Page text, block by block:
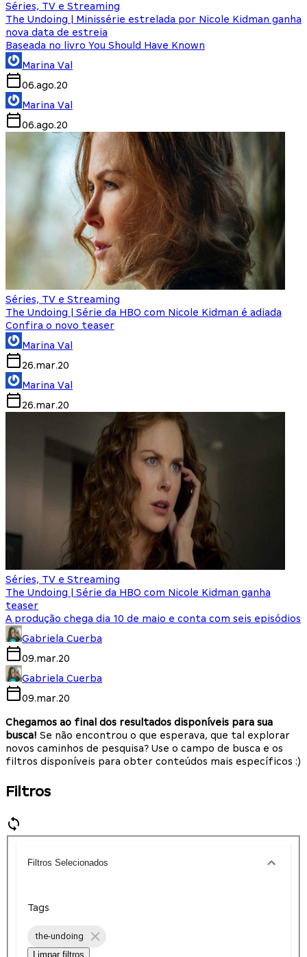
Séries, TV e Streaming
The Undoing | Minissérie estrelada por Nicole Kidman ganha
nova data de estreia
Baseada no livro You Should Have Known
Marina Val
06.ago.20
Marina Val
06.ago.20
Séries, TV e Streaming
The Undoing | Série da HBO com Nicole Kidman é adiada
Confira o novo teaser
Marina Val
26.mar.20
Marina Val
26.mar.20
Séries, TV e Streaming
The Undoing | Série da HBO com Nicole Kidman ganha
teaser
A produção chega dia 10 de maio e conta com seis episódios
Gabriela Cuerba
09.mar.20
Gabriela Cuerba
09.mar.20
Chegamos ao final dos resultados disponíveis para sua
busca! Se não encontrou o que esperava, que tal explorar
novos caminhos de pesquisa? Use o campo de busca e os
filtros disponíveis para obter conteúdos mais específicos :)
Filtros
Filtros Selecionados
Tags
the-undoing
Limpar filtros